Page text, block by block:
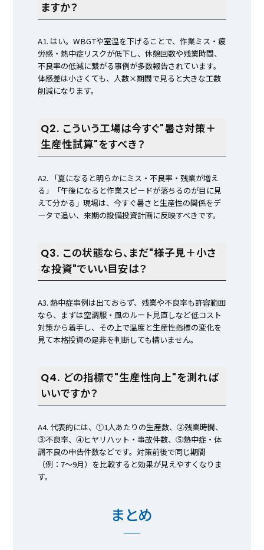
ますか？
A1. はい。WBGTや室温を下げることで、作業ミス・疲
労感・熱中症リスクが低下し、休憩回数や残業時間、
不良率の低減に繋がる事例が多数報告されています。
体感差は小さくても、人数×期間で見ると大きな工数
削減になります。
Q2. こういう工場は今すぐ"暑さ対策＋
生産性試算"をすべき？
A2. 「夏になると明らかにミス・不良率・残業が増え
る」「午後になると作業スピードが落ちるのが目に見
えて分かる」現場は、今すぐ暑さと生産性の関係をデ
ータで追い、来期の設備投資計画に反映すべきです。
Q3. この状態なら、まだ"様子見＋小さ
な投資"でいい目安は？
A3. 熱中症事例は出ておらず、残業や不良率も許容範囲
なら、まずは空調服・風のルート見直しなど低コスト
対策から着手し、その上で温度と生産性指標の変化を
見て本格投資の是非を判断しても構いません。
Q4. どの指標で"生産性向上"を測れば
いいですか？
A4. 代表的には、①1人あたりの生産数、②残業時間、
③不良率、④ヒヤリハット・事故件数、⑤熱中症・体
調不良の申告件数などです。対策前後で同じ期間
（例：7〜9月）を比較すると効果が見えやすくなりま
す。
まとめ